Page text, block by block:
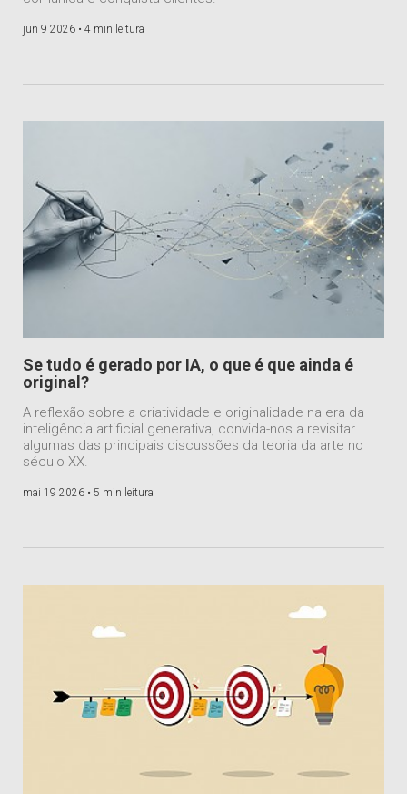
jun 9 2026 • 4 min leitura
Se tudo é gerado por IA, o que é que ainda é
original?
A reflexão sobre a criatividade e originalidade na era da
inteligência artificial generativa, convida-nos a revisitar
algumas das principais discussões da teoria da arte no
século XX.
mai 19 2026 • 5 min leitura